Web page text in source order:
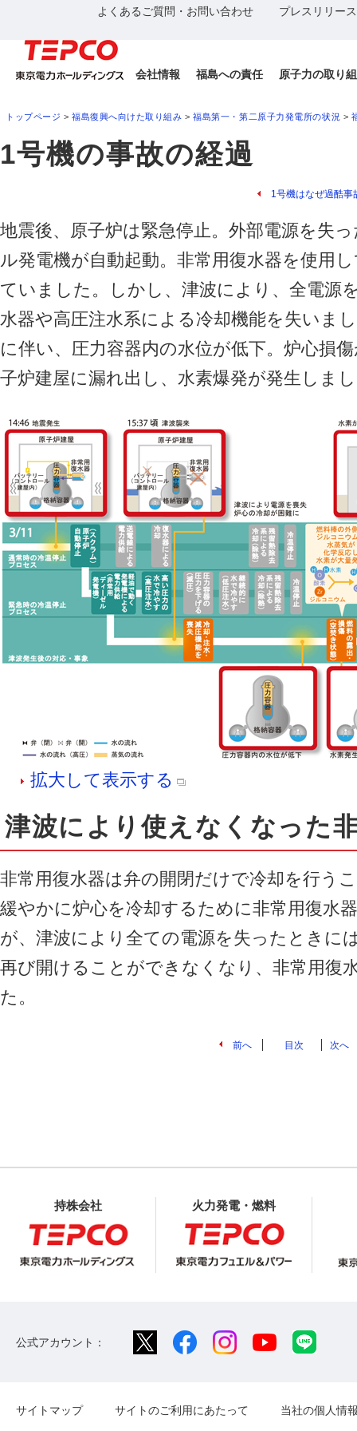
よくあるご質問・お問い合わせ プレスリリー
会社情報 福島への責任 原子力の取り
トップページ > 福島復興へ向けた取り組み >福島第一・第二原子力発電所の状況 >
1号機の事故の経過
1号機はなぜ過酷事
地震後、原子炉は緊急停止。外部電源を失
ル発電機が自動起動。非常用復水器を使用
ていました。しかし、津波により、全電源
水器や高圧注水系による冷却機能を失いま
に伴い、圧力容器内の水位が低下。炉心損
子炉建屋に漏れ出し、水素爆発が発生しま
拡大して表示する
津波により使えなくなった
非常用復水器は弁の開閉だけで冷却を行う
緩やかに炉心を冷却するために非常用復水
が、津波により全ての電源を失ったときに
再び開けることができなくなり、非常用復
た。
前へ 目次 次へ
持株会社 火力発電・燃料
公式アカウント：
サイトマップ サイトのご利用にあたって 当社の個人情